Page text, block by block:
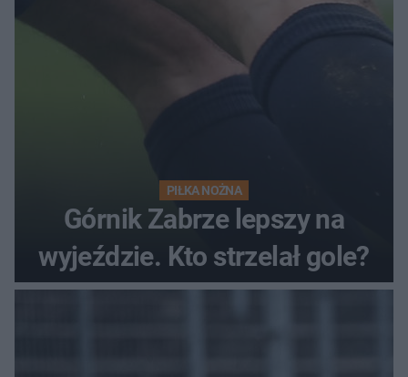
PIŁKA NOŻNA
Górnik Zabrze lepszy na
wyjeździe. Kto strzelał gole?